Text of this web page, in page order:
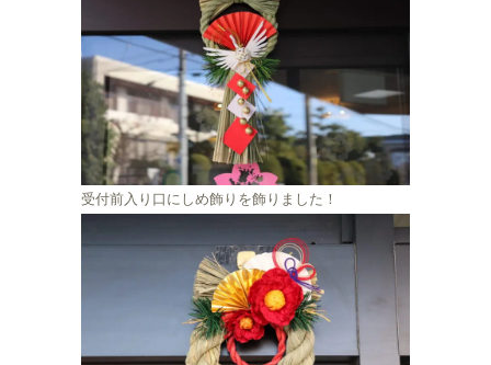
受付前入り口にしめ飾りを飾りました！